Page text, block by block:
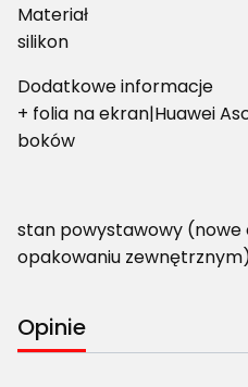
Materiał
silikon
Dodatkowe informacje
+ folia na ekran|Huawei
boków
stan powystawowy (nowe
opakowaniu
Opinie